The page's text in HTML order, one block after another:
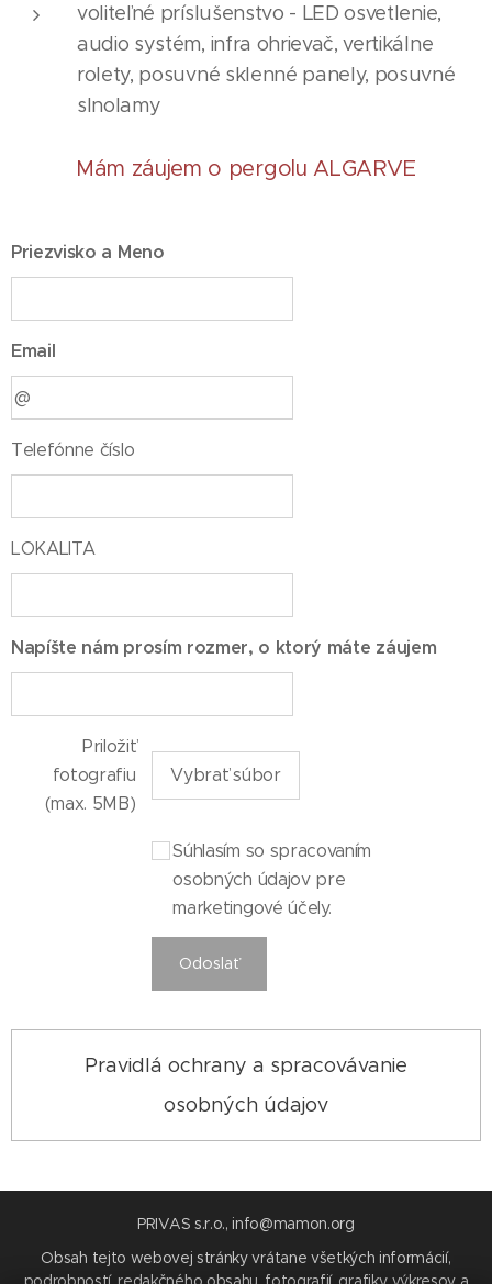
voliteľné príslušenstvo - LED osvetlenie,
audio systém, infra ohrievač, vertikálne
rolety, posuvné sklenné panely, posuvné
slnolamy
Mám záujem o pergolu ALGARVE
Priezvisko a Meno
Email
Telefónne číslo
LOKALITA
Napíšte nám prosím rozmer, o ktorý máte záujem
Priložiť
fotografiu
(max. 5MB)
Vybrať súbor
Súhlasím so spracovaním
osobných údajov pre
marketingové účely.
Odoslať
Pravidlá ochrany a spracovávanie
osobných údajov
PRIVAS s.r.o., info@mamon.org
Obsah tejto webovej stránky vrátane všetkých informácií,